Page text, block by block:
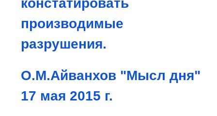
производимые
разрушения.
О.М.Айванхов "Мысл дня"
17 мая 2015 г.